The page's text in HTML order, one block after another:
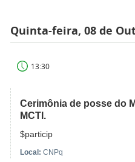
Quinta-feira, 08 de
13:30
Cerimônia de posse do
MCTI.
$particip
Local: CNPq